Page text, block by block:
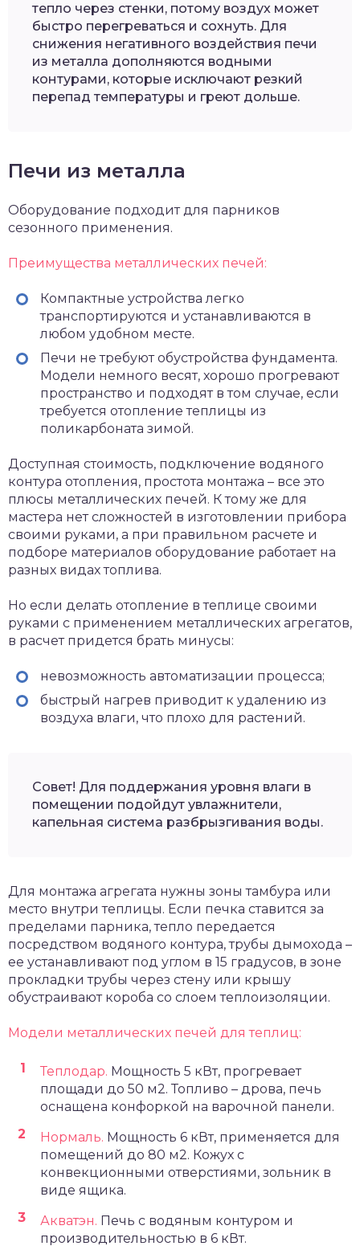
тепло через стенки, потому воздух может
быстро перегреваться и сохнуть. Для
снижения негативного воздействия печи
из металла дополняются водными
контурами, которые исключают резкий
перепад температуры и греют дольше.
Печи из металла
Оборудование подходит для парников
сезонного применения.
Преимущества металлических печей:
Компактные устройства легко
транспортируются и устанавливаются в
любом удобном месте.
Печи не требуют обустройства фундамента.
Модели немного весят, хорошо прогревают
пространство и подходят в том случае, если
требуется отопление теплицы из
поликарбоната зимой.
Доступная стоимость, подключение водяного
контура отопления, простота монтажа – все это
плюсы металлических печей. К тому же для
мастера нет сложностей в изготовлении прибора
своими руками, а при правильном расчете и
подборе материалов оборудование работает на
разных видах топлива.
Но если делать отопление в теплице своими
руками с применением металлических агрегатов,
в расчет придется брать минусы:
невозможность автоматизации процесса;
быстрый нагрев приводит к удалению из
воздуха влаги, что плохо для растений.
Совет! Для поддержания уровня влаги в
помещении подойдут увлажнители,
капельная система разбрызгивания воды.
Для монтажа агрегата нужны зоны тамбура или
место внутри теплицы. Если печка ставится за
пределами парника, тепло передается
посредством водяного контура, трубы дымохода –
ее устанавливают под углом в 15 градусов, в зоне
прокладки трубы через стену или крышу
обустраивают короба со слоем теплоизоляции.
Модели металлических печей для теплиц:
Теплодар. Мощность 5 кВт, прогревает
площади до 50 м2. Топливо – дрова, печь
оснащена конфоркой на варочной панели.
Нормаль. Мощность 6 кВт, применяется для
помещений до 80 м2. Кожух с
конвекционными отверстиями, зольник в
виде ящика.
Акватэн. Печь с водяным контуром и
производительностью в 6 кВт.